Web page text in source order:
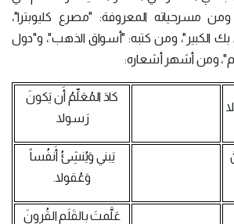
مسرحياته المعروفة: "مصرع كليوبترا"،
الكبير"، ومن كتبه: "أسواق الذهب"، و"دول
ومن أشهر أشعاره:
كادَ المُعَلِّمُ أَن يَكونَ
رَسولا.
يَبني وَيُنشِئُ أَنفُساً
وَعُقولا.
عَلَّمتَ بِالقَلَمِ القُرونَ